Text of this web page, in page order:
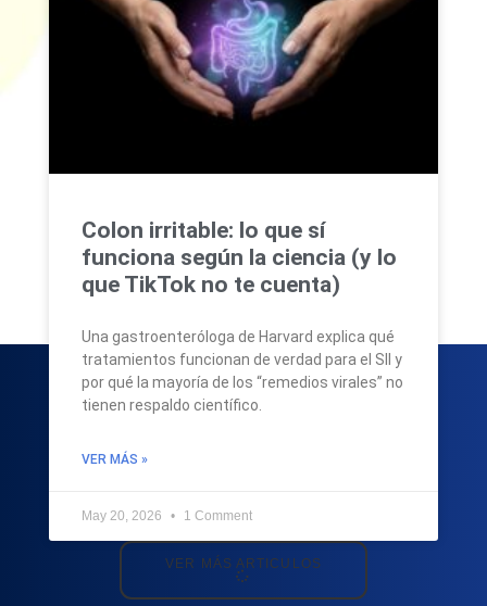
Colon irritable: lo que sí
funciona según la ciencia (y lo
que TikTok no te cuenta)
Una gastroenteróloga de Harvard explica qué
tratamientos funcionan de verdad para el SII y
por qué la mayoría de los “remedios virales” no
tienen respaldo científico.
VER MÁS »
May 20, 2026 1 Comment
VER MÁS ARTICULOS